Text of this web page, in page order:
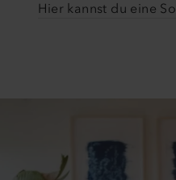
Hier kannst du eine